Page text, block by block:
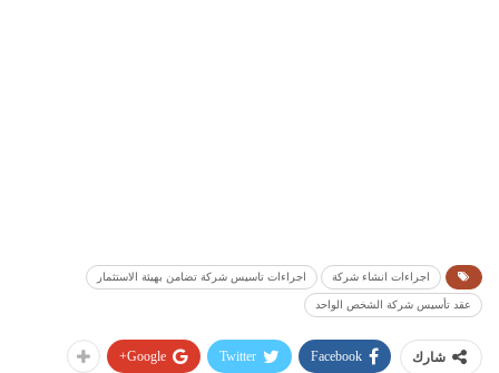
اجراءات انشاء شركة اجراءات تاسيس شركة تضامن بهيئة الاستثمار
عقد تأسيس شركة الشخص الواحد
شارك Facebook
Twitter
Google+